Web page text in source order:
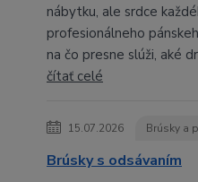
nábytku, ale srdce
profesionálneho
na čo presne slúži, aké
čítať celé
15.07.2026 Brúsky a
Brúsky s odsávaním